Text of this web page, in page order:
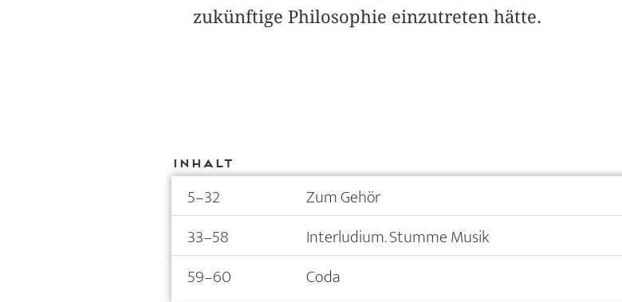
zukünftige Philosophie einzutreten hätte.
Inhalt
5–32
Zum Gehör
33–58
Interludium. Stumme Musik
59–60
Coda